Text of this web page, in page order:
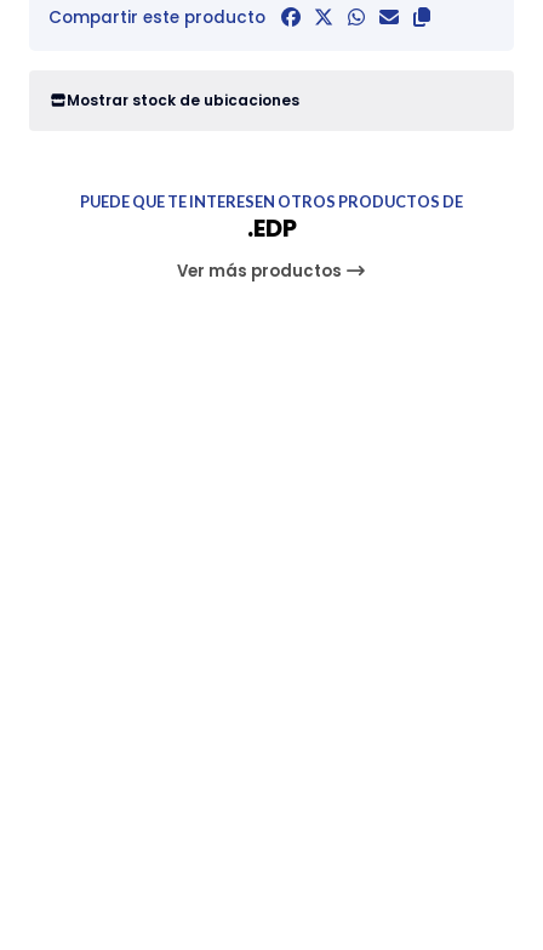
Compartir este producto
Mostrar stock de ubicaciones
PUEDE QUE TE INTERESEN OTROS PRODUCTOS DE
.EDP
Ver más productos